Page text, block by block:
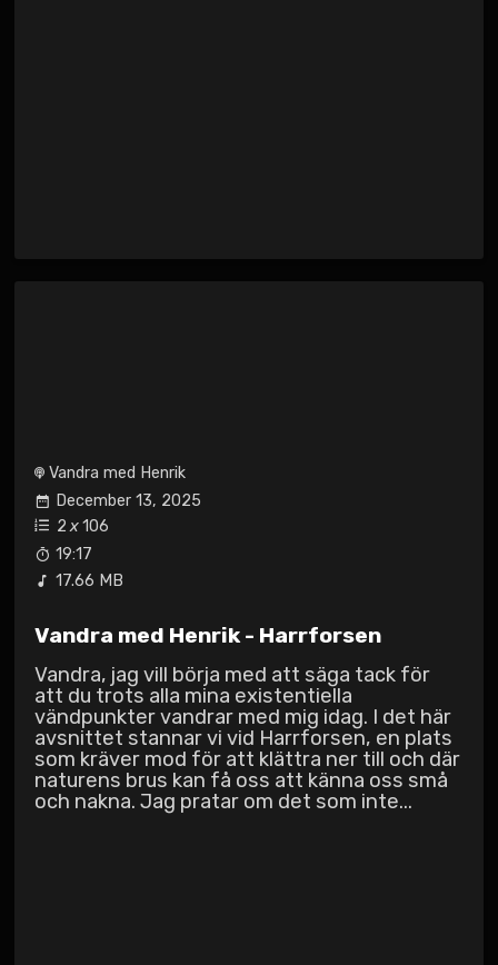
Vandra med Henrik
December 13, 2025
2 x106
19:17
17.66 MB
Vandra med Henrik - Harrforsen
Vandra, jag vill börja med att säga tack för
att du trots alla mina existentiella
vändpunkter vandrar med mig idag. I det här
avsnittet stannar vi vid Harrforsen, en plats
som kräver mod för att klättra ner till och där
naturens brus kan få oss att känna oss små
och nakna. Jag pratar om det som inte...